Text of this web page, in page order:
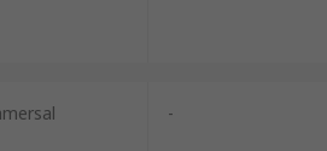
テム全体で必
無に合わせて
-